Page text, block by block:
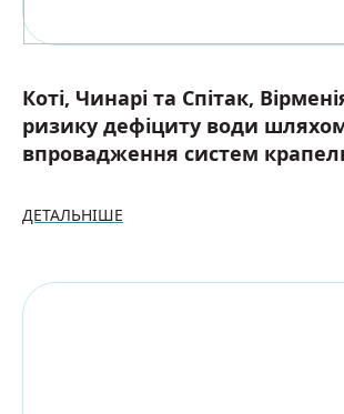
Коті, Чинарі та Спітак,
ризику дефіциту води
впровадження систем
ДЕТАЛЬНІШЕ